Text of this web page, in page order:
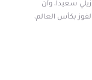
سعيدا، وأن
بكأس العالم،